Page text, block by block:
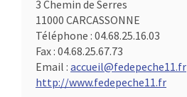
3 Chemin de Serres
11000 CARCASSONNE
Téléphone : 04.68.25.16.03
Fax : 04.68.25.67.73
Email : accueil@fedepeche11.fr
http://www.fedepeche11.fr